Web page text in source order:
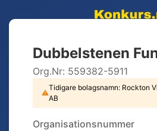
Dubbelstenen
Org.Nr: 559382-5911
⚠
Tidigare bolagsnamn: Rockton
AB
Organisationsnummer